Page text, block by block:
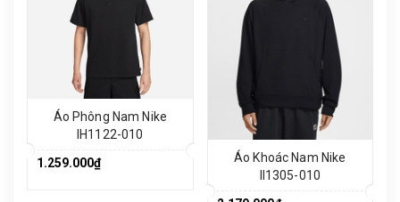
Áo Phông Nam Nike
IH1122-010
1.259.000₫
Áo Khoác Nam Nike
II1305-010